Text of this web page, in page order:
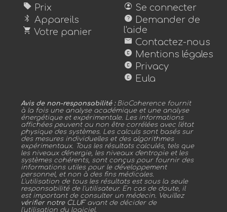
sell Prix
bluetooth Appareils
shopping_cart Votre panier
account_circle Se connecter
help Demander de
l'aide
mail Contactez-nous
copyright Mentions légales
copyright Privacy
copyright Eula
Avis de non-responsabilité :BioCoherence fournit
à la fois une analyse académique et une analyse
énergétique et expérimentale. Les informations
affichées peuvent ou non être corrélées avec l'état
physique des systèmes. Les calculs sont basés sur
des mesures individuelles et des algorithmes
expérimentaux. Tous les résultats calculés, tels que
les niveaux d'énergie, les niveaux d'entropie et les
systèmes cohérents, sont conçus pour fournir des
informations utiles pour le développement
personnel, et non à des fins médicales.
L'utilisation de tous les résultats est sous la seule
responsabilité de l'utilisateur. En cas de doute, il
est important de consulter un médecin. Veuillez
vérifier notre CLUF avant de décider de
l'utilisation du logiciel.